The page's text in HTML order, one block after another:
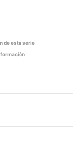
de esta serie